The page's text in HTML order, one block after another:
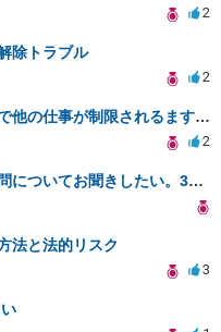
2
除トラブル
2
フリーランスの業務委託契約で他の仕事が制限されるますか？
2
懲戒解雇か退職届提出かの疑問についてお聞きしたい。3月末に退職予定だが、退職届提出を求められた場合
法と法的リスク
3